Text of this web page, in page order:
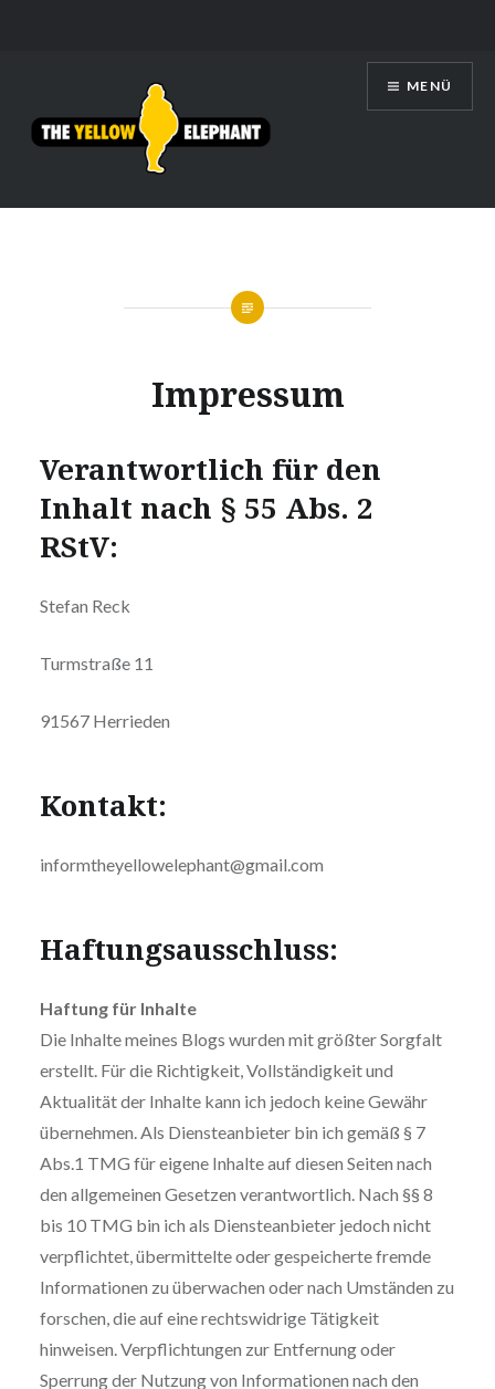
springen
THE YELLOW ELEPHANT
MENÜ
Impressum
Verantwortlich für den
Inhalt nach § 55 Abs. 2
RStV:
Stefan Reck
Turmstraße 11
91567 Herrieden
Kontakt:
informtheyellowelephant@gmail.com
Haftungsausschluss:
Haftung für Inhalte
Die Inhalte meines Blogs wurden mit größter Sorgfalt
erstellt. Für die Richtigkeit, Vollständigkeit und
Aktualität der Inhalte kann ich jedoch keine Gewähr
übernehmen. Als Diensteanbieter bin ich gemäß § 7
Abs.1 TMG für eigene Inhalte auf diesen Seiten nach
den allgemeinen Gesetzen verantwortlich. Nach §§ 8
bis 10 TMG bin ich als Diensteanbieter jedoch nicht
verpflichtet, übermittelte oder gespeicherte fremde
Informationen zu überwachen oder nach Umständen zu
forschen, die auf eine rechtswidrige Tätigkeit
hinweisen. Verpflichtungen zur Entfernung oder
Sperrung der Nutzung von Informationen nach den